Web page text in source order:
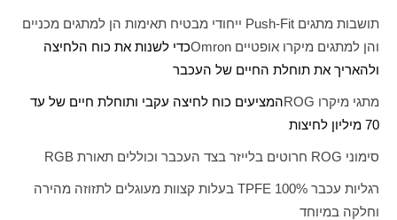
תושבות מתגים Push-Fit ייחודי מבטיח תאימות הן למתגים מכניים
והן למתגים מיקרו אופטיים Omronכדי לשנות את כוח הלחיצה
ולהאריך את תוחלת החיים של העכבר
מתגי מיקרו ROGהמציעים כוח לחיצה עקבי ותוחלת חיים של עד
70 מיליון לחיצות
סימוני ROG חרוטים בלייזר בצד העכבר וכוללים תאורת RGB
רגליות עכבר TPFE 100% בעלות קצוות מעוגלים לתזוזה מהירה
וחלקה במיוחד